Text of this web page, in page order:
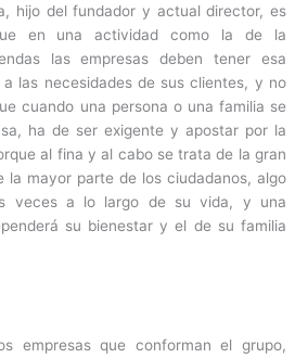
hijo del fundador y actual director, es
en una actividad como la de la
las empresas deben tener esa
las necesidades de sus clientes, y no
cuando una persona o una familia se
ha de ser exigente y apostar por la
al fina y al cabo se trata de la gran
la mayor parte de los ciudadanos, algo
veces a lo largo de su vida, y una
su bienestar y el de su familia
empresas que conforman el grupo,